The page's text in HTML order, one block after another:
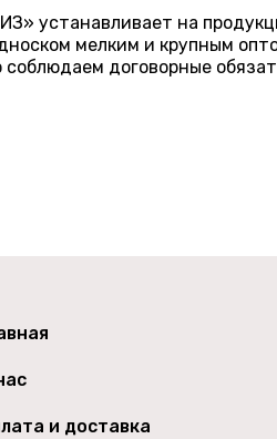
устанавливает на
мелким и крупным
соблюдаем договорные
и доставка